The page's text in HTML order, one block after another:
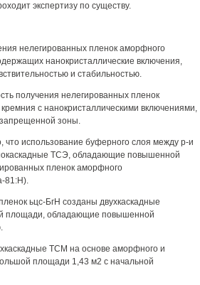
экспертизу по существу.
нелегированных пленок аморфного
нанокристаллические включения,
и стабильностью.
получения нелегированных пленок
с нанокристаллическими включениями,
зоны.
что использование буферного слоя между р-и
ТСЭ, обладающие повышенной
пленок аморфного
81:Н).
ьцс-БгН созданы двухкаскадные
площади, обладающие повышенной
ТСМ на основе аморфного и
площади 1,43 м2 с начальной